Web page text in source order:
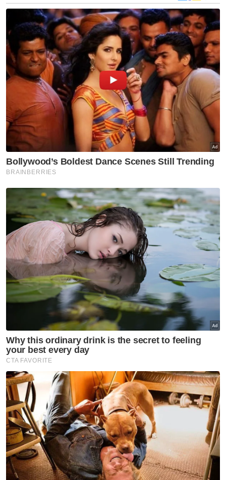
Terdahulu, Asyraf Wajdi turut berkongsi
sedutan video Papagomo yang
mempersoalkan tender berkaitan Maktab
Rendah Sains MARA (MRSM) yang didakwa
diperoleh pihak tertentu.
Selain itu, Papagomo juga membangkitkan
persoalan berhubung sumber kewangan
yang digunakan bagi melaksanakan ibadah
korban melibatkan 40 ekor lembu.
Asyraf Wajdi turut menegaskan bahawa
beliau tidak pernah terbabit dalam sebarang
urusan tender MARA sepanjang memegang
jawatan di agensi itu.
Artikel Berkaitan:
Pendaki maut di Gunung Renjani: Brazil rancang
tindakan undang-undang
UMNO ambil tindakan undang-undang terhadap
penyebar fitnah pemimpin parti
Mohd Afiq nafi dakwaan fitnah, ambil tindakan
undang-undang
“Sudah banyak dia buat fitnah. Sejak bila saya
ambil tender-tender makan ini? Saya rasa
seluruh Malaysia tahu saya asyik turun
padang ke MRSM dan semua institusi
pendidikan MARA.